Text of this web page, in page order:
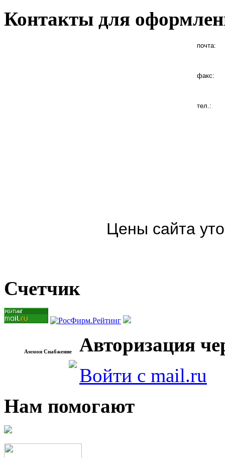
Контакты для
почта:
факс:
тел.:
Цены сайта
Счетчик
Аммон Снабжение
Авторизация
Войти с mail.ru
Нам помогают